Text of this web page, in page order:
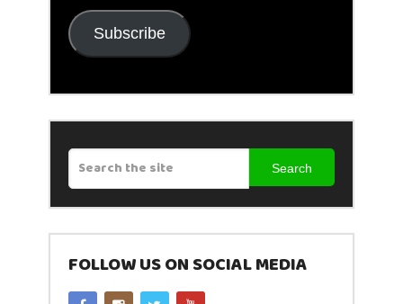
Subscribe
Search
FOLLOW US ON SOCIAL MEDIA